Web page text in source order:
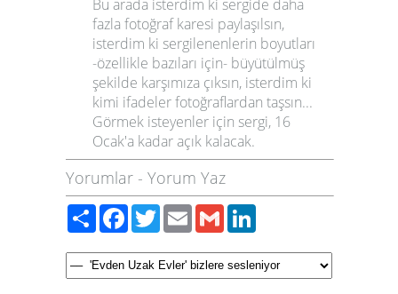
Bu arada isterdim ki sergide daha
fazla fotoğraf karesi paylaşılsın,
isterdim ki sergilenenlerin boyutları
-özellikle bazıları için- büyütülmüş
şekilde karşımıza çıksın, isterdim ki
kimi ifadeler fotoğraflardan taşsın...
Görmek isteyenler için sergi, 16
Ocak'a kadar açık kalacak.
Yorumlar - Yorum Yaz
PaylaşFacebook
TwitterEmailGmail